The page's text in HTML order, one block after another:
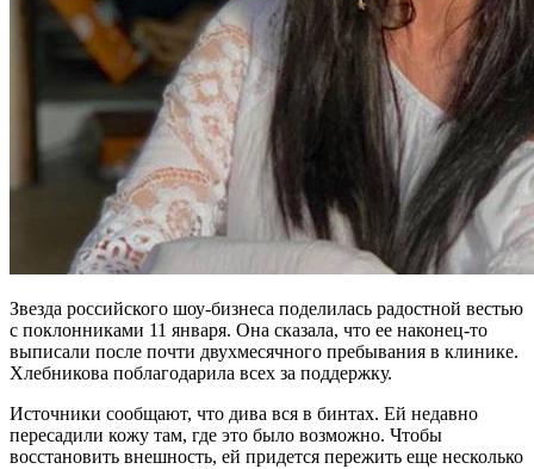
Звезда российского шоу-бизнеса поделилась радостной вестью
с поклонниками 11 января. Она сказала, что ее наконец-то
выписали после почти двухмесячного пребывания в клинике.
Хлебникова поблагодарила всех за поддержку.
Источники сообщают, что дива вся в бинтах. Ей недавно
пересадили кожу там, где это было возможно. Чтобы
восстановить внешность, ей придется пережить еще несколько